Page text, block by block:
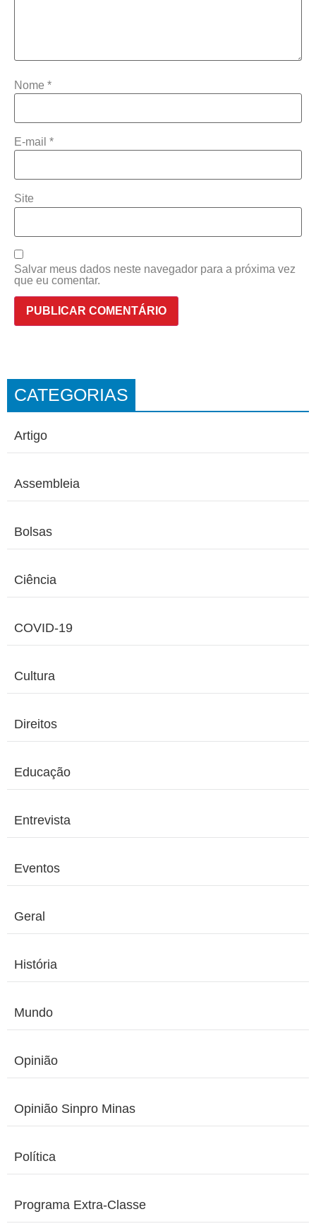
Nome *
E-mail *
Site
Salvar meus dados neste navegador para a próxima vez
que eu comentar.
CATEGORIAS
Artigo
Assembleia
Bolsas
Ciência
COVID-19
Cultura
Direitos
Educação
Entrevista
Eventos
Geral
História
Mundo
Opinião
Opinião Sinpro Minas
Política
Programa Extra-Classe